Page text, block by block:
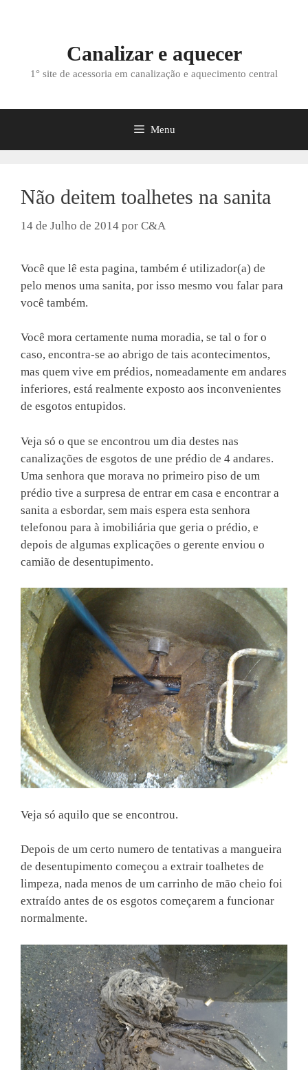
Canalizar e aquecer
1° site de acessoria em canalização e aquecimento central
Menu
Não deitem toalhetes na sanita
14 de Julho de 2014 por C&A
Você que lê esta pagina, também é utilizador(a) de
pelo menos uma sanita, por isso mesmo vou falar para
você também.
Você mora certamente numa moradia, se tal o for o
caso, encontra-se ao abrigo de tais acontecimentos,
mas quem vive em prédios, nomeadamente em andares
inferiores, está realmente exposto aos inconvenientes
de esgotos entupidos.
Veja só o que se encontrou um dia destes nas
canalizações de esgotos de une prédio de 4 andares.
Uma senhora que morava no primeiro piso de um
prédio tive a surpresa de entrar em casa e encontrar a
sanita a esbordar, sem mais espera esta senhora
telefonou para à imobiliária que geria o prédio, e
depois de algumas explicações o gerente enviou o
camião de desentupimento.
Veja só aquilo que se encontrou.
Depois de um certo numero de tentativas a mangueira
de desentupimento começou a extrair toalhetes de
limpeza, nada menos de um carrinho de mão cheio foi
extraído antes de os esgotos começarem a funcionar
normalmente.